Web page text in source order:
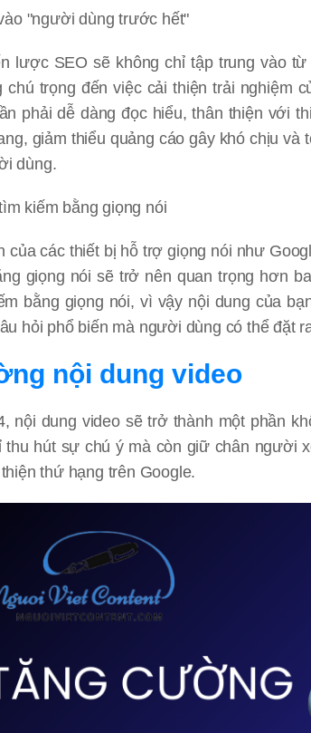
"người dùng trước hết"
lược SEO sẽ không chỉ tập trung vào
chú trọng đến việc cải thiện trải nghiệm
phải dễ dàng đọc hiểu, thân thiện với
giảm thiểu quảng cáo gây khó chịu
dùng.
kiếm bằng giọng nói
của các thiết bị hỗ trợ giọng nói như
giọng nói sẽ trở nên quan trọng hơn
bằng giọng nói, vì vậy nội dung của
hỏi phổ biến mà người dùng có thể đặt
nội dung video
nội dung video sẽ trở thành một phần
thu hút sự chú ý mà còn giữ chân người
thứ hạng trên Google.